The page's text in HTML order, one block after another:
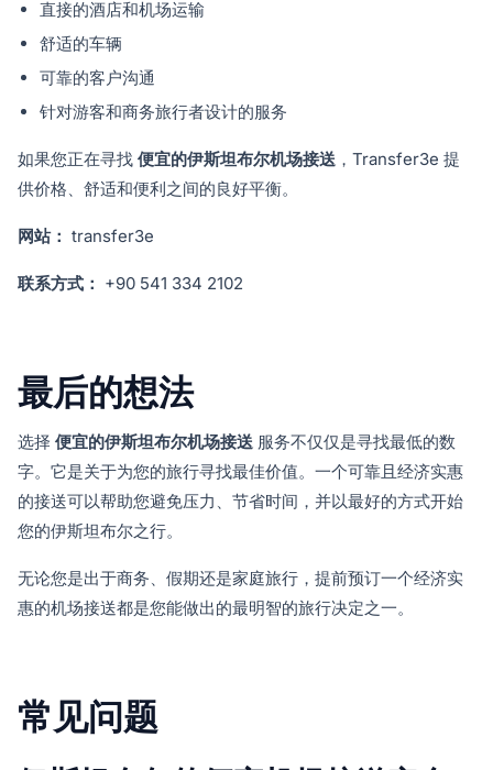
直接的酒店和机场运输
舒适的车辆
可靠的客户沟通
针对游客和商务旅行者设计的服务
如果您正在寻找 便宜的伊斯坦布尔机场接送 ，Transfer3e 提
供价格、舒适和便利之间的良好平衡。
网站： transfer3e
联系方式： +90 541 334 2102
最后的想法
选择 便宜的伊斯坦布尔机场接送 服务不仅仅是寻找最低的数
字。它是关于为您的旅行寻找最佳价值。一个可靠且经济实惠
的接送可以帮助您避免压力、节省时间，并以最好的方式开始
您的伊斯坦布尔之行。
无论您是出于商务、假期还是家庭旅行，提前预订一个经济实
惠的机场接送都是您能做出的最明智的旅行决定之一。
常见问题